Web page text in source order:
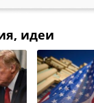
идеи